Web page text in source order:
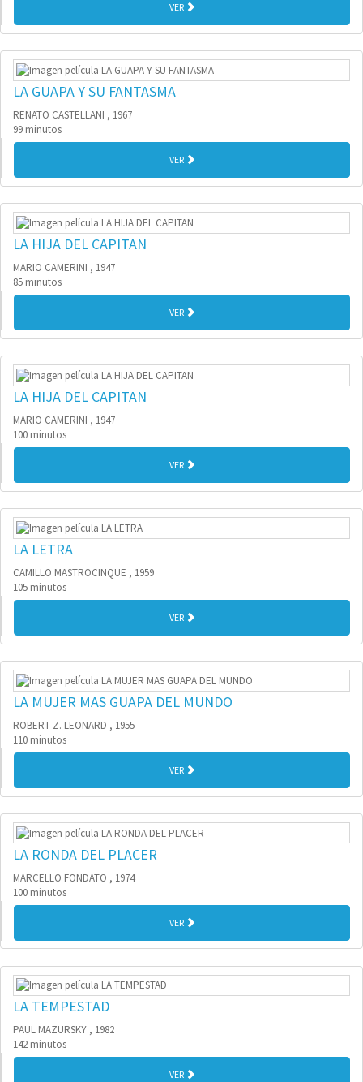
VER
LA GUAPA Y SU FANTASMA
RENATO CASTELLANI , 1967
99 minutos
VER
LA HIJA DEL CAPITAN
MARIO CAMERINI , 1947
85 minutos
VER
LA HIJA DEL CAPITAN
MARIO CAMERINI , 1947
100 minutos
VER
LA LETRA
CAMILLO MASTROCINQUE , 1959
105 minutos
VER
LA MUJER MAS GUAPA DEL MUNDO
ROBERT Z. LEONARD , 1955
110 minutos
VER
LA RONDA DEL PLACER
MARCELLO FONDATO , 1974
100 minutos
VER
LA TEMPESTAD
PAUL MAZURSKY , 1982
142 minutos
VER